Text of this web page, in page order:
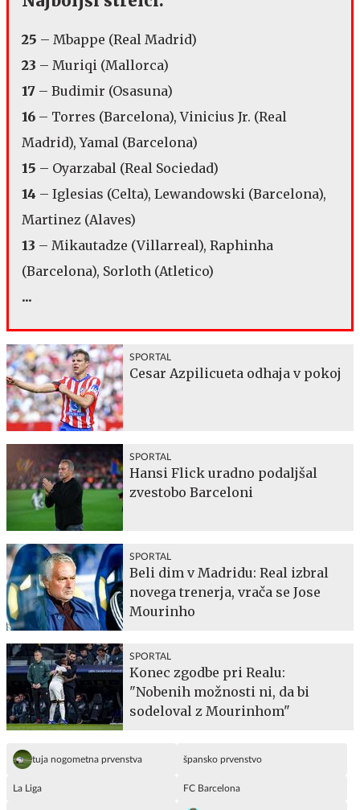
25 – Mbappe (Real Madrid)
23 – Muriqi (Mallorca)
17 – Budimir (Osasuna)
16 – Torres (Barcelona), Vinicius Jr. (Real
Madrid), Yamal (Barcelona)
15 – Oyarzabal (Real Sociedad)
14 – Iglesias (Celta), Lewandowski (Barcelona),
Martinez (Alaves)
13 – Mikautadze (Villarreal), Raphinha
(Barcelona), Sorloth (Atletico)
...
SPORTAL
Cesar Azpilicueta odhaja v pokoj
SPORTAL
Hansi Flick uradno podaljšal
zvestobo Barceloni
SPORTAL
Beli dim v Madridu: Real izbral
novega trenerja, vrača se Jose
Mourinho
SPORTAL
Konec zgodbe pri Realu:
"Nobenih možnosti ni, da bi
sodeloval z Mourinhom"
tuja nogometna prvenstva špansko prvenstvo
La Liga FC Barcelona